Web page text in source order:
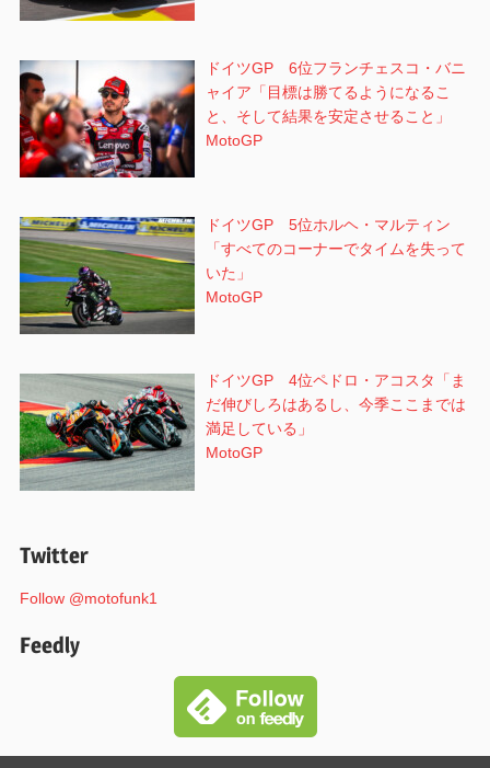
ドイツGP 6位フランチェスコ・バニ
ャイア「目標は勝てるようになるこ
と、そして結果を安定させること」
MotoGP
ドイツGP 5位ホルヘ・マルティン
「すべてのコーナーでタイムを失って
いた」
MotoGP
ドイツGP 4位ペドロ・アコスタ「ま
だ伸びしろはあるし、今季ここまでは
満足している」
MotoGP
Twitter
Follow @motofunk1
Feedly